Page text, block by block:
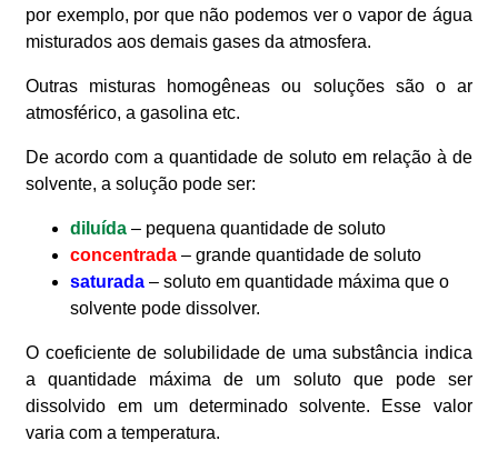
por exemplo, por que não podemos ver o vapor de água
misturados aos demais gases da atmosfera.
Outras misturas homogêneas ou soluções são o ar
atmosférico, a gasolina etc.
De acordo com a quantidade de soluto em relação à de
solvente, a solução pode ser:
diluída – pequena quantidade de soluto
concentrada – grande quantidade de soluto
saturada – soluto em quantidade máxima que o
solvente pode dissolver.
O coeficiente de solubilidade de uma substância indica
a quantidade máxima de um soluto que pode ser
dissolvido em um determinado solvente. Esse valor
varia com a temperatura.